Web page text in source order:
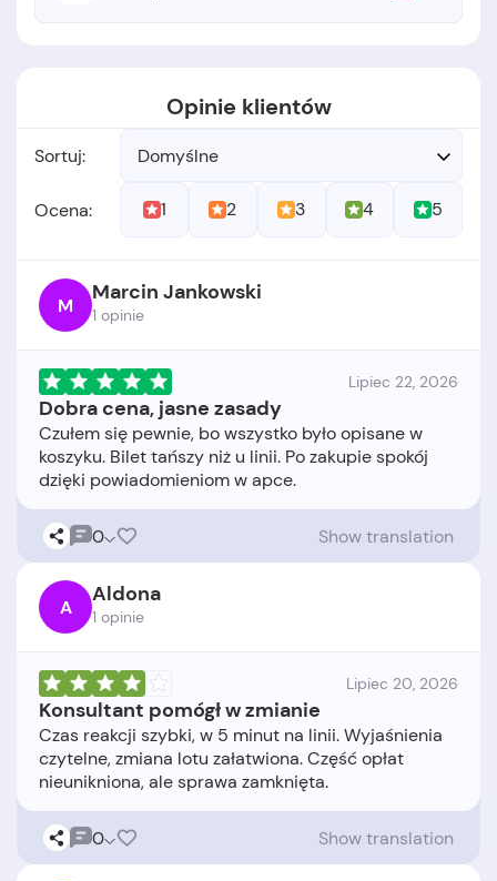
Opinie klientów
Sortuj: Domyślne
Ocena: 1 2 3 4 5
M Marcin Jankowski
1 opinie
Lipiec 22, 2026
Dobra cena, jasne zasady
Czułem się pewnie, bo wszystko było opisane w
koszyku. Bilet tańszy niż u linii. Po zakupie spokój
0 Show translation
A Aldona
1 opinie
Lipiec 20, 2026
Konsultant pomógł w zmianie
Czas reakcji szybki, w 5 minut na linii. Wyjaśnienia
czytelne, zmiana lotu załatwiona. Część opłat
0 Show translation